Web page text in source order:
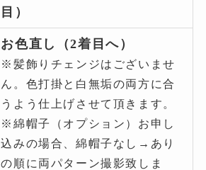
目）
お色直し（2着目へ）
※髪飾りチェンジはございませ
ん。色打掛と白無垢の両方に合
うよう仕上げさせて頂きます。
※綿帽子（オプション）お申し
込みの場合、綿帽子なし→あり
の順に両パターン撮影致しま